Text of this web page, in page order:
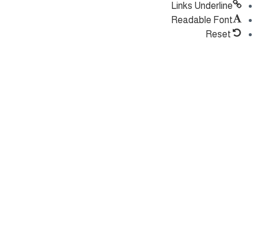
Links Underline
Readable Font
Reset